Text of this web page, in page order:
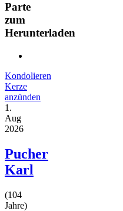
Parte
zum
Herunterladen
Kondolieren
Kerze
anzünden
1.
Aug
2026
Pucher
Karl
(104
Jahre)